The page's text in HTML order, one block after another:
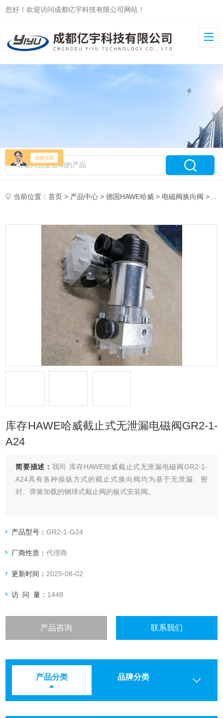
您好！欢迎访问成都亿宇科技有限公司网站！
当前位置：首页 > 产品中心 >德国HAWE哈威 > 电磁阀换向阀 > GR2-1-G24库存HAWE哈威截止式无泄漏电磁阀GR2-1-A24
库存HAWE哈威截止式无泄漏电磁阀GR2-1-
A24
简要描述： 我司 库存HAWE哈威截止式无泄漏电磁阀GR2-1-
A24具有各种操纵方式的截止式换向阀均为基于无泄漏、密
封、弹簧加载的钢球式截止阀的板式安装阀。
产品型号：GR2-1-G24
厂商性质：代理商
更新时间： 2025-08-02
访 问 量： 1448
产品咨询 联系我们
产品分类 品牌分类